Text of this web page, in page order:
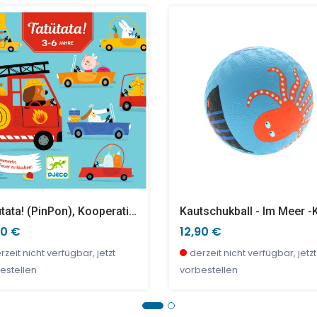
Entdecken
€
Stück verfügbar
Beachball Set Aus Holz
22,90 €
wenige Stück verfügbar
"Krokodil" 20 Cm
€
Stück verfügbar
18,90 €
wenige Stück verfügbar
Tatütata! (PinPon), Kooperationsspiel
€
nicht verfügbar, jetzt
Kautschukball - Im Meer -
12,90 €
derzeit nicht verfügbar, jetzt
vorbestellen